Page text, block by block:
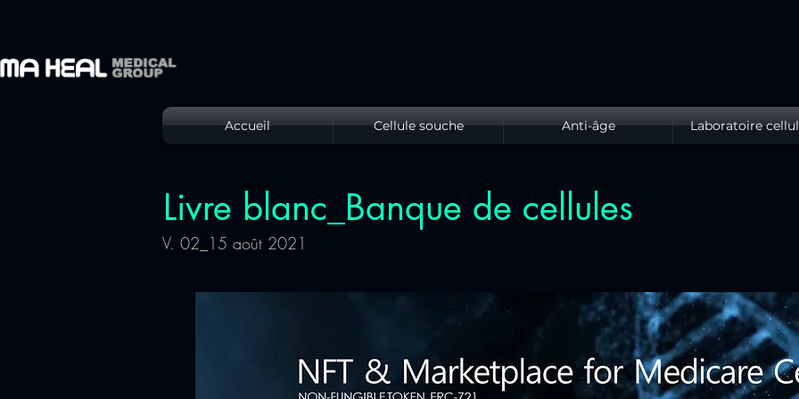
Accueil Cellule souche Anti-âge Laboratoire
Livre blanc_Banque de cellules
V. 02_15 août 2021